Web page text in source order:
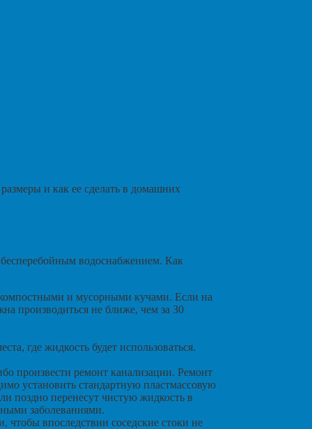
и как ее сделать в домашних
водоснабжением. Как
компостными и мусорными кучами. Если на
производиться не ближе, чем за 30
где жидкость будет использоваться.
произвести ремонт канализации. Ремонт
установить стандартную пластмассовую
поздно перенесут чистую жидкость в
заболеваниями.
чтобы впоследствии соседские стоки не